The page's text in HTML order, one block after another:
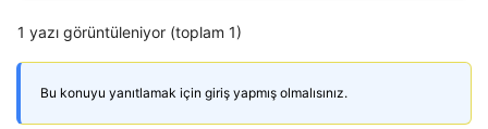
1 yazı görüntüleniyor (toplam 1)
Bu konuyu yanıtlamak için giriş yapmış olmalısınız.